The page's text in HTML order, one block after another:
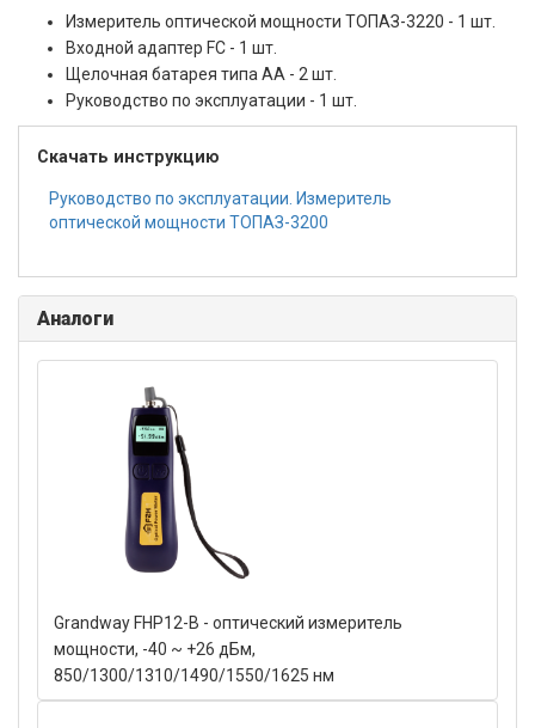
Измеритель оптической мощности ТОПАЗ-3220 - 1 шт.
Входной адаптер FC - 1 шт.
Щелочная батарея типа АА - 2 шт.
Руководство по эксплуатации - 1 шт.
Скачать инструкцию
Руководство по эксплуатации. Измеритель
оптической мощности ТОПАЗ-3200
Аналоги
Grandway FHP12-B - оптический измеритель
мощности, -40 ~ +26 дБм,
850/1300/1310/1490/1550/1625 нм